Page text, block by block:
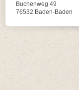
Buchenweg 49
76532 Baden-Baden